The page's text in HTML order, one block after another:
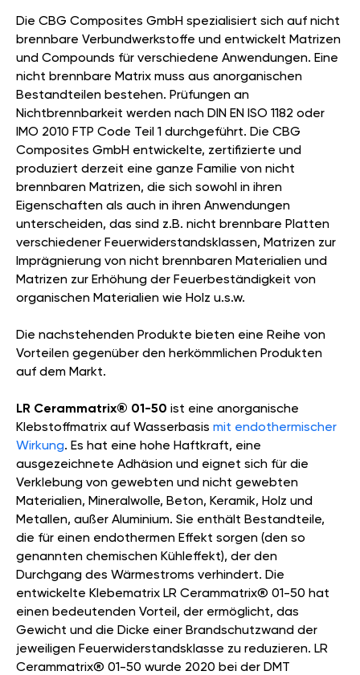
Die CBG Composites GmbH spezialisiert sich auf nicht
brennbare Verbundwerkstoffe und entwickelt Matrizen
und Compounds für verschiedene Anwendungen. Eine
nicht brennbare Matrix muss aus anorganischen
Bestandteilen bestehen. Prüfungen an
Nichtbrennbarkeit werden nach DIN EN ISO 1182 oder
IMO 2010 FTP Code Teil 1 durchgeführt. Die CBG
Composites GmbH entwickelte, zertifizierte und
produziert derzeit eine ganze Familie von nicht
brennbaren Matrizen, die sich sowohl in ihren
Eigenschaften als auch in ihren Anwendungen
unterscheiden, das sind z.B. nicht brennbare Platten
verschiedener Feuerwiderstandsklassen, Matrizen zur
Imprägnierung von nicht brennbaren Materialien und
Matrizen zur Erhöhung der Feuerbeständigkeit von
organischen Materialien wie Holz u.s.w.
Die nachstehenden Produkte bieten eine Reihe von
Vorteilen gegenüber den herkömmlichen Produkten
auf dem Markt.
LR Cerammatrix® 01-50 ist eine anorganische
Klebstoffmatrix auf Wasserbasis mit endothermischer
Wirkung. Es hat eine hohe Haftkraft, eine
ausgezeichnete Adhäsion und eignet sich für die
Verklebung von gewebten und nicht gewebten
Materialien, Mineralwolle, Beton, Keramik, Holz und
Metallen, außer Aluminium. Sie enthält Bestandteile,
die für einen endothermen Effekt sorgen (den so
genannten chemischen Kühleffekt), der den
Durchgang des Wärmestroms verhindert. Die
entwickelte Klebematrix LR Cerammatrix® 01-50 hat
einen bedeutenden Vorteil, der ermöglicht, das
Gewicht und die Dicke einer Brandschutzwand der
jeweiligen Feuerwiderstandsklasse zu reduzieren. LR
Cerammatrix® 01-50 wurde 2020 bei der DMT